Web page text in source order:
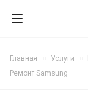
Главная Услуги
Ремонт Samsung